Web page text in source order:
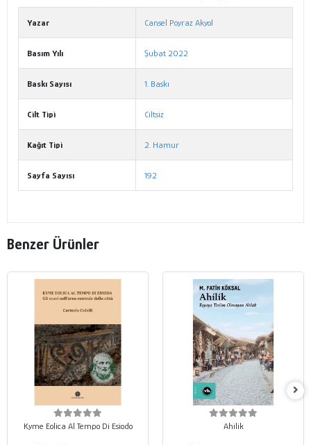
Yazar Cansel Poyraz Akyol
Basım Yılı Şubat 2022
Baskı Sayısı 1. Baskı
Cilt Tipi Ciltsiz
Kağıt Tipi 2. Hamur
Sayfa Sayısı 192
Benzer Ürünler
Kyme Eolica Al Tempo Di Esiodo Ahilik